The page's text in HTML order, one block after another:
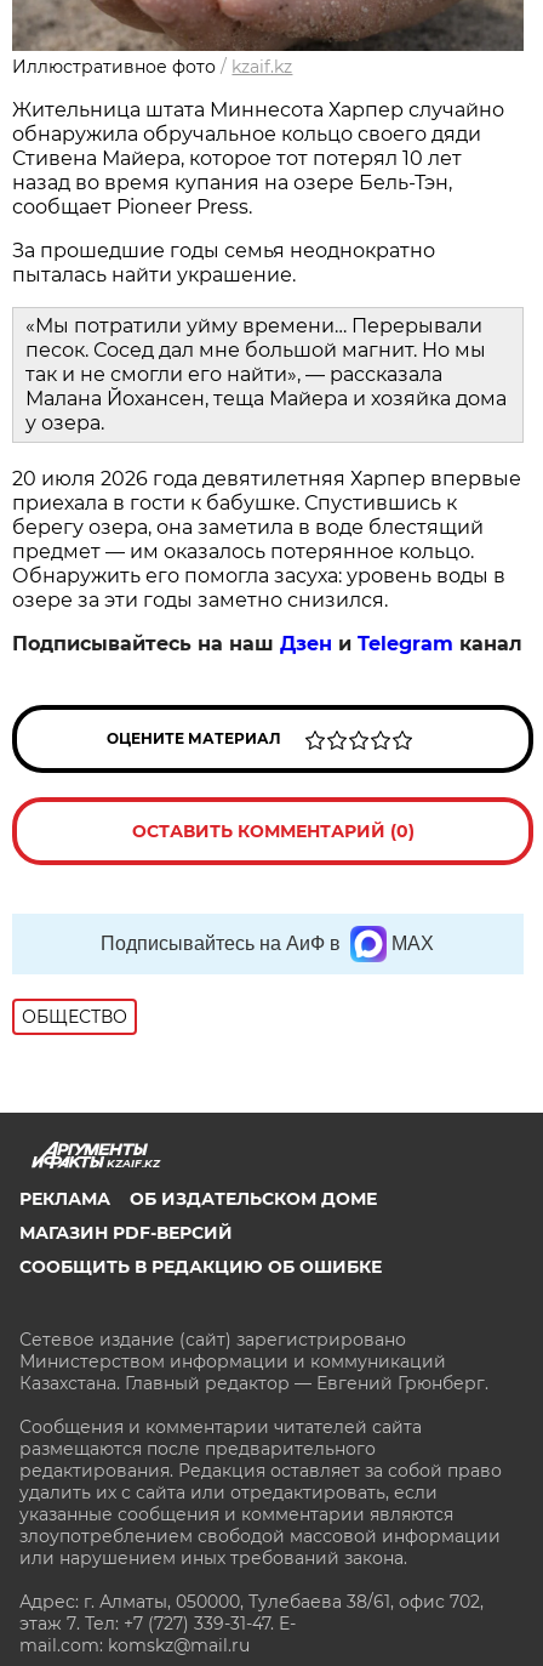
Иллюстративное фото / kzaif.kz
Жительница штата Миннесота Харпер случайно
обнаружила обручальное кольцо своего дяди
Стивена Майера, которое тот потерял 10 лет
назад во время купания на озере Бель-Тэн,
сообщает Pioneer Press.
За прошедшие годы семья неоднократно
пыталась найти украшение.
«Мы потратили уйму времени… Перерывали
песок. Сосед дал мне большой магнит. Но мы
так и не смогли его найти», — рассказала
Малана Йохансен, теща Майера и хозяйка дома
у озера.
20 июля 2026 года девятилетняя Харпер впервые
приехала в гости к бабушке. Спустившись к
берегу озера, она заметила в воде блестящий
предмет — им оказалось потерянное кольцо.
Обнаружить его помогла засуха: уровень воды в
озере за эти годы заметно снизился.
Подписывайтесь на нашДзен иTelegram канал
ОЦЕНИТЕ МАТЕРИАЛ
ОСТАВИТЬ КОММЕНТАРИЙ (0)
Подписывайтесь на АиФ в MAX
ОБЩЕСТВО
KZAIF.KZ
РЕКЛАМА
ОБ ИЗДАТЕЛЬСКОМ ДОМЕ
МАГАЗИН PDF-ВЕРСИЙ
СООБЩИТЬ В РЕДАКЦИЮ ОБ ОШИБКЕ
Сетевое издание (сайт) зарегистрировано
Министерством информации и коммуникаций
Казахстана. Главный редактор — Евгений Грюнберг.
Сообщения и комментарии читателей сайта
размещаются после предварительного
редактирования. Редакция оставляет за собой право
удалить их с сайта или отредактировать, если
указанные сообщения и комментарии являются
злоупотреблением свободой массовой информации
или нарушением иных требований закона.
Адрес: г. Алматы, 050000, Тулебаева 38/61, офис 702,
этаж 7. Тел: +7 (727) 339-31-47. E-
mail.com: komskz@mail.ru